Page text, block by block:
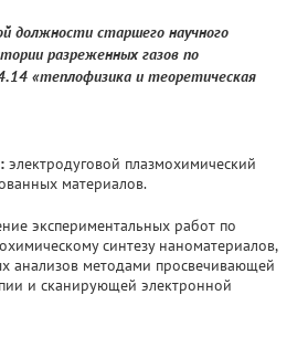
должности старшего научного
разреженных газов по
«теплофизика и теоретическая
электродуговой плазмохимический
материалов.
экспериментальных работ по
синтезу наноматериалов,
анализов методами просвечивающей
и сканирующей электронной